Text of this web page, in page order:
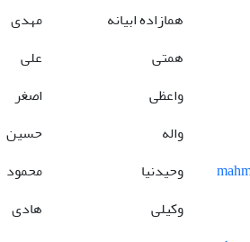
همازاده ابیانه
مهدی
همتی
علی
واعظی
اصغر
واله
حسین
وحیدنیا
محمود
وکیلی
هادی